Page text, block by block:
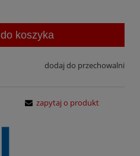
do koszyka
dodaj do przechowalni
zapytaj o produkt